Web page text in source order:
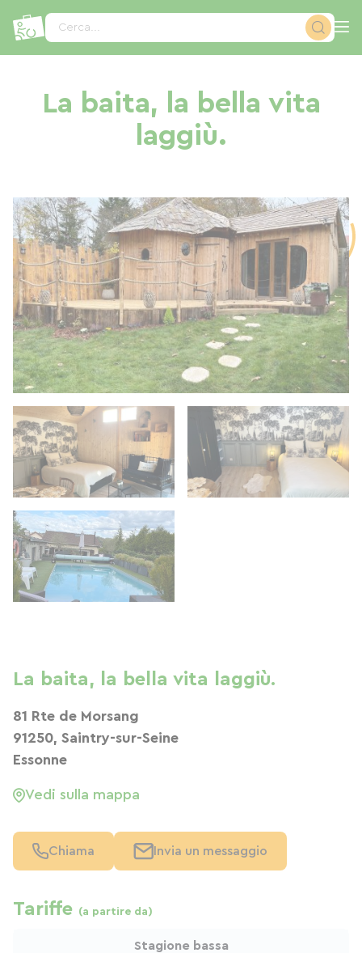
Cerca...
La baita, la bella vita
laggiù.
La baita, la bella vita laggiù.
81 Rte de Morsang
91250, Saintry-sur-Seine
Essonne
Vedi sulla mappa
Chiama Invia un messaggio
Tariffe (a partire da)
Stagione bassa
Pannello di gestione dei cookies